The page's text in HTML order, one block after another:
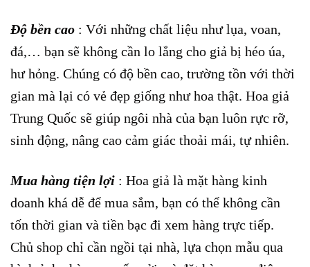
Độ bền cao : Với những chất liệu như lụa, voan,
đá,… bạn sẽ không cần lo lắng cho giả bị héo úa,
hư hỏng. Chúng có độ bền cao, trường tồn với thời
gian mà lại có vẻ đẹp giống như hoa thật. Hoa giả
Trung Quốc sẽ giúp ngôi nhà của bạn luôn rực rỡ,
sinh động, nâng cao cảm giác thoải mái, tự nhiên.
Mua hàng tiện lợi : Hoa giả là mặt hàng kinh
doanh khá dễ để mua sắm, bạn có thể không cần
tốn thời gian và tiền bạc đi xem hàng trực tiếp.
Chủ shop chỉ cần ngồi tại nhà, lựa chọn mẫu qua